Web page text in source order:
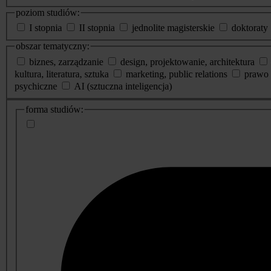
poziom studiów:
I stopnia
II stopnia jednolite magisterskie doktoraty
obszar tematyczny:
biznes, zarządzanie
design, projektowanie, architektura
kultura, literatura, sztuka
marketing, public relations prawo
psychiczne
AI (sztuczna inteligencja)
dodatkowe
informacje
forma studiów: